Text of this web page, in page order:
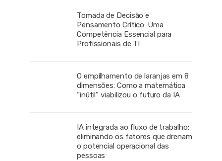
Tomada de Decisão e
Pensamento Crítico: Uma
Competência Essencial para
Profissionais de TI
O empilhamento de laranjas em 8
dimensões: Como a matemática
“inútil” viabilizou o futuro da IA
IA integrada ao fluxo de trabalho:
eliminando os fatores que drenam
o potencial operacional das
pessoas